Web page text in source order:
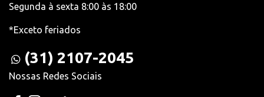
Segunda à sexta 8:00 às 18:00
*Exceto feriados
(31) 2107-2045
Nossas Redes Sociais